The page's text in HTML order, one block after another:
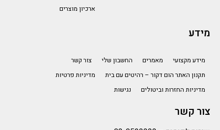
ארכיון מוצרים
מידע
מידע מקצועי מאמרים החשבון שלי
צור קשר
תקנון האתר הום דקור – רהיטים עם בית
מדיניות פרטיות
מדיניות החזרות וביטולים
נגישות
צור קשר